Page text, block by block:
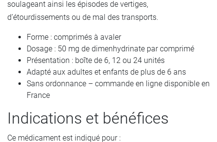
soulageant ainsi les épisodes de vertiges,
d’étourdissements ou de mal des transports.
Forme : comprimés à avaler
Dosage : 50 mg de dimenhydrinate par comprimé
Présentation : boîte de 6, 12 ou 24 unités
Adapté aux adultes et enfants de plus de 6 ans
Sans ordonnance – commande en ligne disponible en
France
Indications et bénéfices
Ce médicament est indiqué pour :